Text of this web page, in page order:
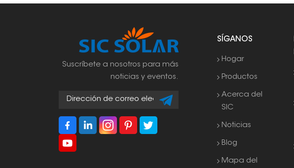
Suscríbete a nosotros para más
noticias y eventos.
SÍGANOS
Hogar
Productos
Acerca del
SIC
Noticias
Blog
Mapa del